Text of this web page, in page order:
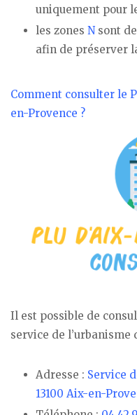
uniquement pour
les zones N sont
afin de préserver
Comment consulter le
en-Provence ?
Il est possible de
service de l’urbanisme
Adresse : Service
13100 Aix-en-